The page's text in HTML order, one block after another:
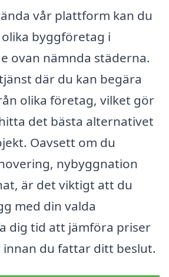
vår plattform kan du
byggföretag i
ovan nämnda städerna.
där du kan begära
olika företag, vilket gör
det bästa alternativet
Oavsett om du
nybyggnation
är det viktigt att du
med din valda
dig tid att jämföra priser
innan du fattar ditt beslut.